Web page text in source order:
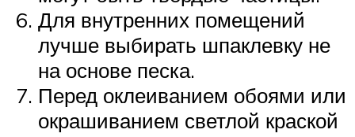
Для внутренних помещений
лучше выбирать шпаклевку не
на основе песка.
Перед оклеиванием обоями или
окрашиванием светлой краской